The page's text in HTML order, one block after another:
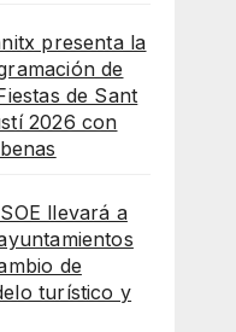
presenta la
de
de Sant
2026 con
llevará a
de
turístico y